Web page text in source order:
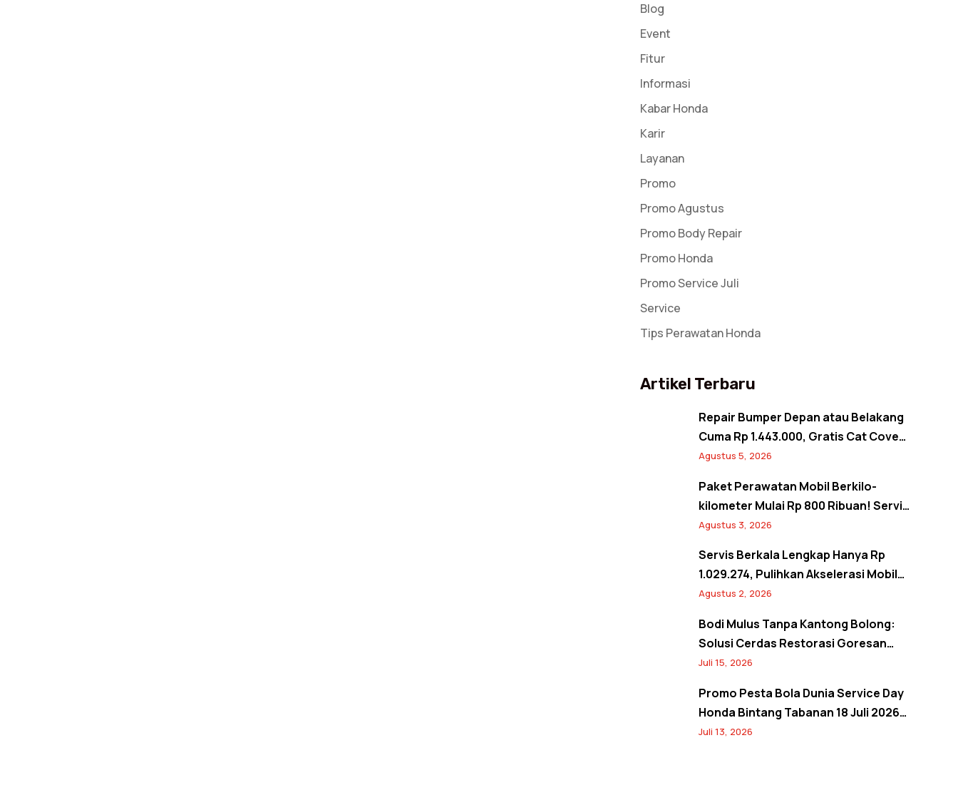
Blog
Event
Fitur
Informasi
Kabar Honda
Karir
Layanan
Promo
Promo Agustus
Promo Body Repair
Promo Honda
Promo Service Juli
Service
Tips Perawatan Honda
Artikel Terbaru
Repair Bumper Depan atau Belakang
Cuma Rp 1.443.000, Gratis Cat Cover
Spion! Back to Shine Promo Agustus
Agustus 5, 2026
Paket Perawatan Mobil Berkilo-
kilometer Mulai Rp 800 Ribuan! Servis
Semangat Kemerdekaan Promo
Agustus 3, 2026
Servis Berkala Lengkap Hanya Rp
1.029.274, Pulihkan Akselerasi Mobil
Seperti Baru! Back to Prime Promo
Agustus 2, 2026
Bodi Mulus Tanpa Kantong Bolong:
Solusi Cerdas Restorasi Goresan
Bodi Mobil Hemat Biaya
Juli 15, 2026
Promo Pesta Bola Dunia Service Day
Honda Bintang Tabanan 18 Juli 2026:
Banjir Diskon Servis hingga 20% dan
Juli 13, 2026